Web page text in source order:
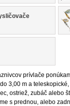
prívlače
3,00 m a
ostriež, zubáč alebo
s prednou, alebo